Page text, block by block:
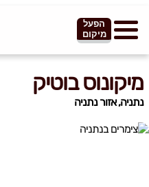
הפעל
מיקום
מיקונוס בוטיק
נתניה, אזור נתניה